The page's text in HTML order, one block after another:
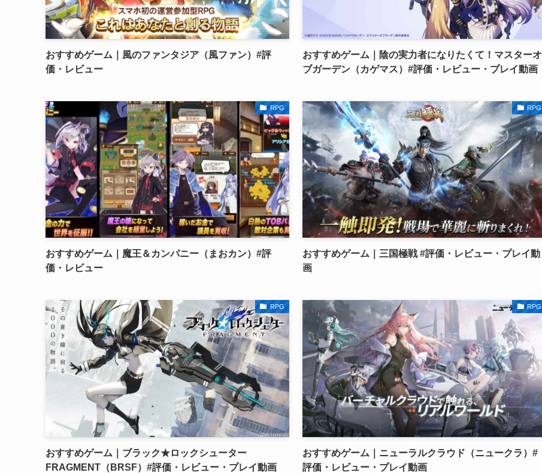
おすすめゲーム｜風のファンタジア（風ファン）#評
価・レビュー
おすすめゲーム｜陰の実力者になりたくて！マスターオ
ブガーデン（カゲマス）#評価・レビュー・プレイ動画
RPG
おすすめゲーム｜魔王＆カンパニー（まおカン）#評
価・レビュー
RPG
おすすめゲーム｜三国極戦 #評価・レビュー・プレイ動
画
RPG
おすすめゲーム｜ブラック★ロックシューター
FRAGMENT（BRSF）#評価・レビュー・プレイ動画
RPG
おすすめゲーム｜ニューラルクラウド（ニュークラ）#
評価・レビュー・プレイ動画